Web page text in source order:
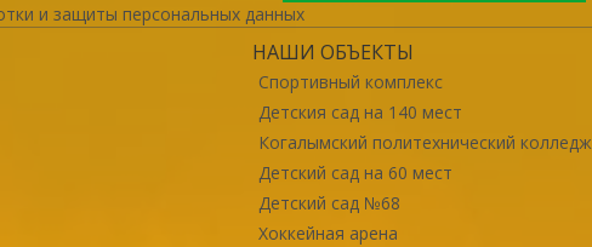
и защиты персональных данных
НАШИ ОБЪЕКТЫ
Спортивный комплекс
Детския сад на 140 мест
Когалымский политехнический колледж
Детский сад на 60 мест
Детский сад №68
Хоккейная арена